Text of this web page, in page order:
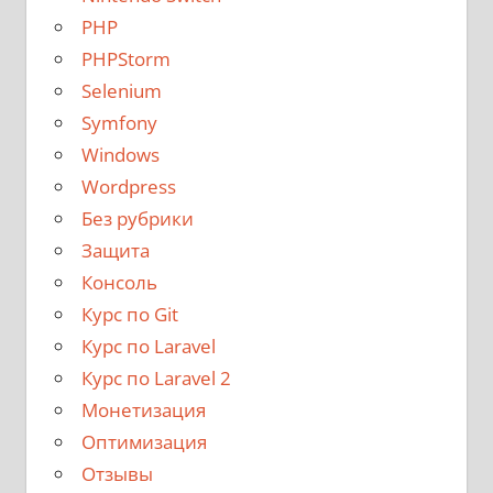
PHP
PHPStorm
Selenium
Symfony
Windows
Wordpress
Без рубрики
Защита
Консоль
Курс по Git
Курс по Laravel
Курс по Laravel 2
Монетизация
Оптимизация
Отзывы